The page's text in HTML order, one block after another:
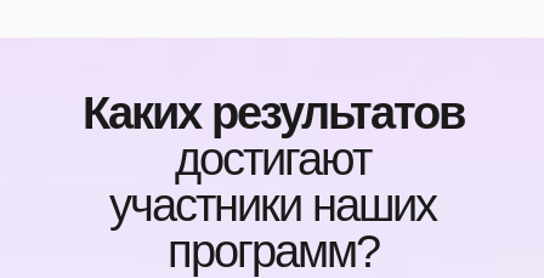
Каких результатов
достигают
участники наших
программ?